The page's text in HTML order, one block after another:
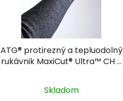
ATG® protirezný a tepluodolný
rukávnik MaxiCut® Ultra™ CH -
Skladom